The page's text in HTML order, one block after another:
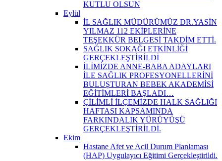
KUTLU OLSUN
Eylül
İL SAĞLIK MÜDÜRÜMÜZ DR.YASİN
YILMAZ 112 EKİPLERİNE
TEŞEKKÜR BELGESİ TAKDİM ETTİ.
SAĞLIK SOKAĞI ETKİNLİĞİ
GERÇEKLEŞTİRİLDİ
İLİMİZDE ANNE-BABA ADAYLARI
İLE SAĞLIK PROFESYONELLERİNİ
BULUŞTURAN BEBEK AKADEMİSİ
EĞİTİMLERİ BAŞLADI…
ÇİLİMLİ İLÇEMİZDE HALK SAĞLIĞI
HAFTASI KAPSAMINDA
FARKINDALIK YÜRÜYÜŞÜ
GERÇEKLEŞTİRİLDİ.
Ekim
Hastane Afet ve Acil Durum Planlaması
(HAP) Uygulayıcı Eğitimi Gerçekleştirildi.